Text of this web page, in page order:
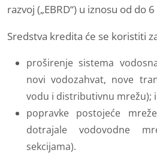
razvoj („EBRD“) u iznosu od do
Sredstva kredita će se koristiti
proširenje sistema
novi vodozahvat, nove
vodu i distributivnu mrežu); i
popravke postojeće
dotrajale vodovodne
sekcijama).